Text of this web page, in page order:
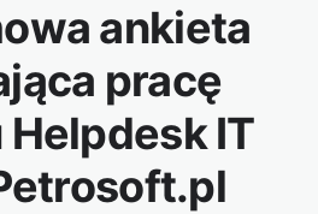
ankieta
pracę
Helpdesk IT